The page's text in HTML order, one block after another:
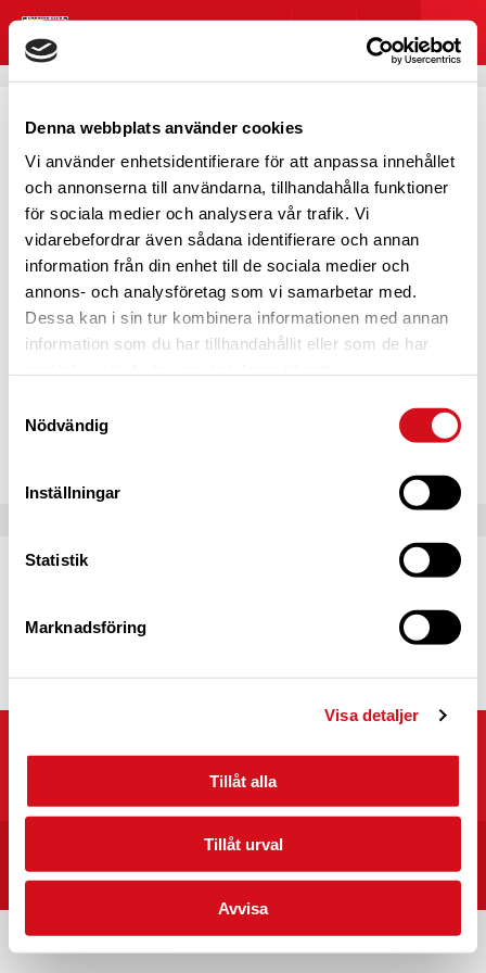
Denna webbplats använder cookies
Vi använder enhetsidentifierare för att anpassa innehållet
och annonserna till användarna, tillhandahålla funktioner
för sociala medier och analysera vår trafik. Vi
vidarebefordrar även sådana identifierare och annan
information från din enhet till de sociala medier och
annons- och analysföretag som vi samarbetar med.
Dessa kan i sin tur kombinera informationen med annan
information som du har tillhandahållit eller som de har
Nödvändig
Inställningar
Statistik
Marknadsföring
Visa detaljer
Tillåt alla
Tillåt urval
Avvisa
HOPPSAN! NÅGOT GICK
FEL
samarbetet mellan Caravan Club of Sweden
Läs mer
Caravan Club of Sweden
Kyrkvägen 25, 703 75 ÖREBRO
INTEGRITET/VILLKOR